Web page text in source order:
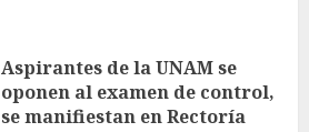
Aspirantes de la UNAM se
oponen al examen de control,
se manifiestan en Rectoría